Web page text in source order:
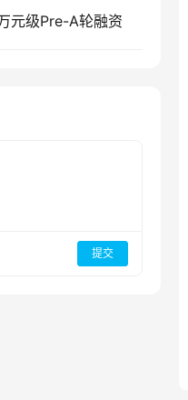
元级Pre-A轮融资
提交